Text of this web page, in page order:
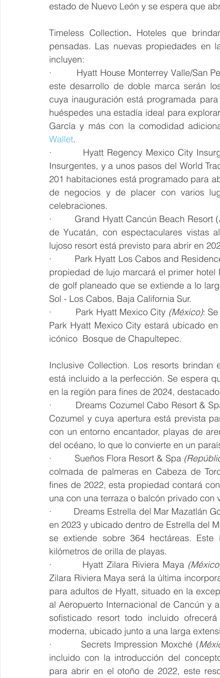
estado de Nuevo León y se espera que
Timeless Collection. Hoteles que
pensadas. Las nuevas propiedades
incluyen:
·         Hyatt House Monterrey Valle/San
este desarrollo de doble marca serán
cuya inauguración está programada
huéspedes una estadía ideal para
García y más con la comodidad
Wallet.
·         Hyatt Regency Mexico City
Insurgentes, y a unos pasos del World
201 habitaciones está programado para
de negocios y de placer con varios
celebraciones.
·         Grand Hyatt Cancún Beach Resort (
de Yucatán, con espectaculares vistas
lujoso resort está previsto para abrir en
·         Park Hyatt Los Cabos and
propiedad de lujo marcará el primer
de golf planeado que se extiende a lo
Sol - Los Cabos, Baja California Sur.
·         Park Hyatt Mexico City (México):
Park Hyatt Mexico City estará ubicado
icónico  Bosque de Chapultepec.
Inclusive Collection. Los resorts
está incluido a la perfección. Se espera
en la región para fines de 2024,
·         Dreams Cozumel Cabo Resort &
Cozumel y cuya apertura está prevista
con un entorno encantador, playas de
del océano, lo que lo convierte en un
·         Sueños Flora Resort & Spa
colmada de palmeras en Cabeza de
fines de 2022, esta propiedad contará
una con una terraza o balcón privado con
·         Dreams Estrella del Mar Mazatlán
en 2023 y ubicado dentro de Estrella del
se extiende sobre 364 hectáreas.
kilómetros de orilla de playas.
·         Hyatt Zilara Riviera Maya
Zilara Riviera Maya será la última
para adultos de Hyatt, situado en la
al Aeropuerto Internacional de Cancún y
sofisticado resort todo incluido
moderna, ubicado junto a una larga
·         Secrets Impression Moxché (
incluido con la introducción del
para abrir en el otoño de 2022, este